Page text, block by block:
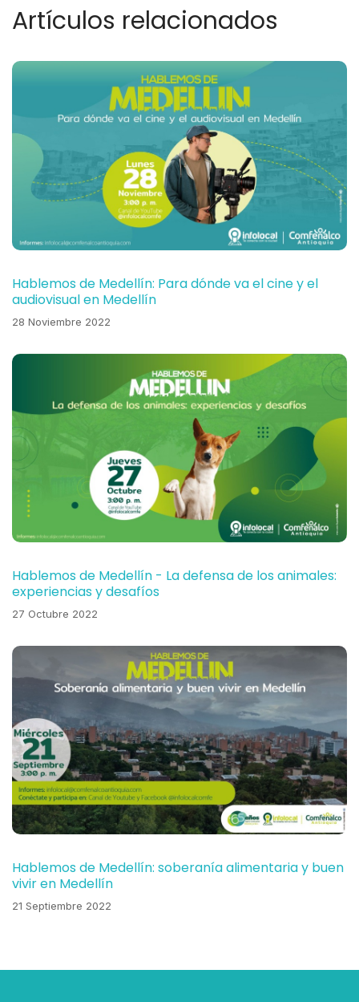
Artículos relacionados
Hablemos de Medellín: Para dónde va el cine y el
audiovisual en Medellín
28 Noviembre 2022
Hablemos de Medellín - La defensa de los animales:
experiencias y desafíos
27 Octubre 2022
Hablemos de Medellín: soberanía alimentaria y buen
vivir en Medellín
21 Septiembre 2022